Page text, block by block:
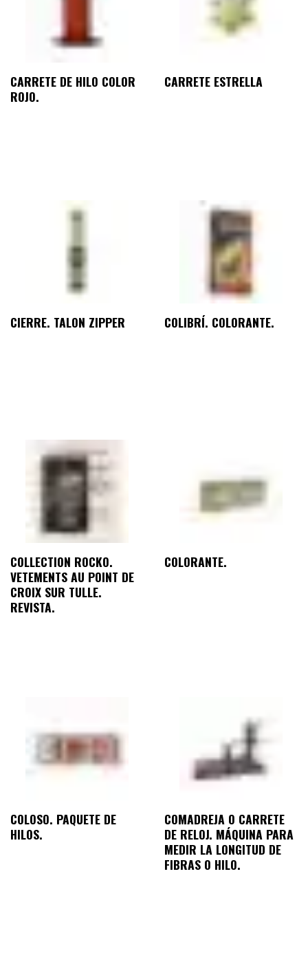
CARRETE DE HILO COLOR
ROJO.
CARRETE ESTRELLA
CIERRE. TALON ZIPPER COLIBRÍ. COLORANTE.
COLLECTION ROCKO.
VETEMENTS AU POINT DE
CROIX SUR TULLE.
REVISTA.
COLORANTE.
COLOSO. PAQUETE DE
HILOS.
COMADREJA O CARRETE
DE RELOJ. MÁQUINA PARA
MEDIR LA LONGITUD DE
FIBRAS O HILO.